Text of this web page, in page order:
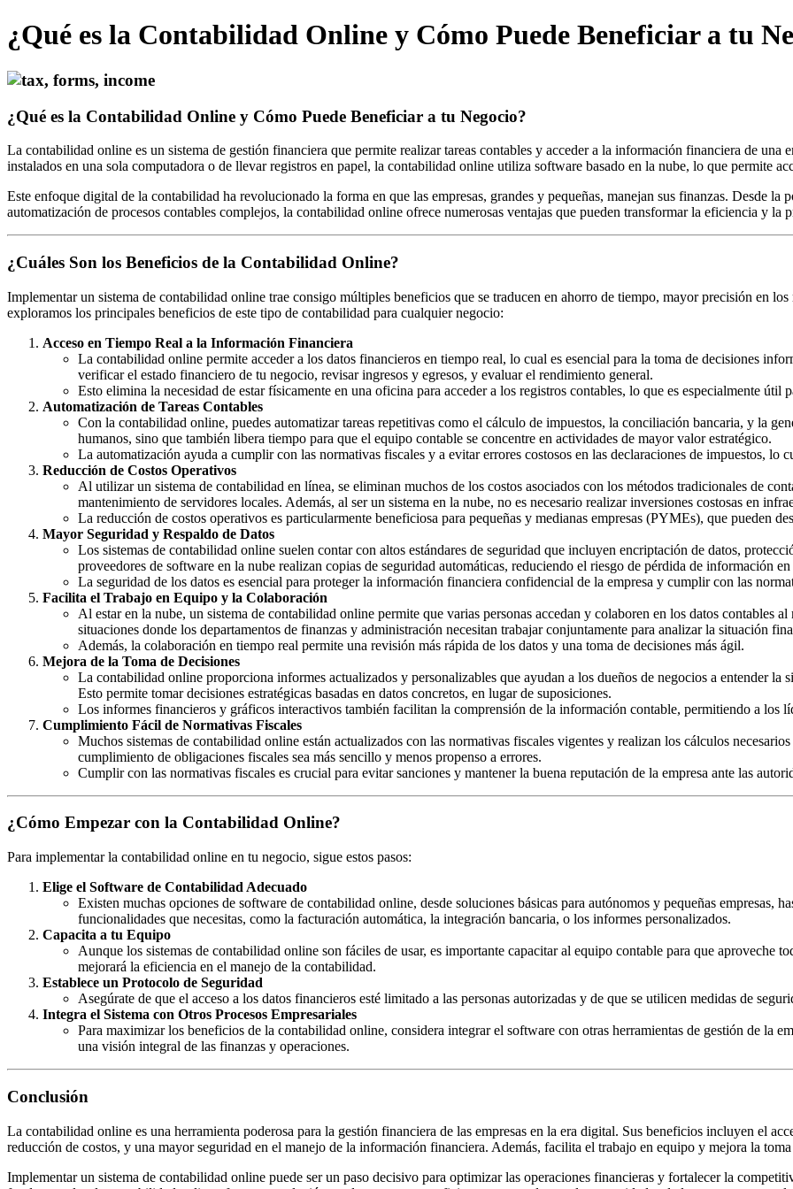
al
¿Qué es la Contabilidad Online y Cómo Puede Beneficiar a tu
¿Qué es la Contabilidad Online y Cómo Puede Beneficiar a tu Negocio?
La contabilidad online es un sistema de gestión financiera que permite realizar tareas contables y acceder a la información financiera de una
instalados en una sola computadora o de llevar registros en papel, la contabilidad online utiliza software basado en la nube, lo que permite
Este enfoque digital de la contabilidad ha revolucionado la forma en que las empresas, grandes y pequeñas, manejan sus finanzas. Desde
automatización de procesos contables complejos, la contabilidad online ofrece numerosas ventajas que pueden transformar la eficiencia y
¿Cuáles Son los Beneficios de la Contabilidad Online?
Implementar un sistema de contabilidad online trae consigo múltiples beneficios que se traducen en ahorro de tiempo, mayor precisión en
exploramos los principales beneficios de este tipo de contabilidad para cualquier negocio:
Acceso en Tiempo Real a la Información Financiera
La contabilidad online permite acceder a los datos financieros en tiempo real, lo cual es esencial para la toma de decisiones
verificar el estado financiero de tu negocio, revisar ingresos y egresos, y evaluar el rendimiento general.
Esto elimina la necesidad de estar físicamente en una oficina para acceder a los registros contables, lo que es especialmente útil
Automatización de Tareas Contables
Con la contabilidad online, puedes automatizar tareas repetitivas como el cálculo de impuestos, la conciliación bancaria, y la
humanos, sino que también libera tiempo para que el equipo contable se concentre en actividades de mayor valor estratégico.
La automatización ayuda a cumplir con las normativas fiscales y a evitar errores costosos en las declaraciones de impuestos, lo
Reducción de Costos Operativos
Al utilizar un sistema de contabilidad en línea, se eliminan muchos de los costos asociados con los métodos tradicionales de
mantenimiento de servidores locales. Además, al ser un sistema en la nube, no es necesario realizar inversiones costosas en
La reducción de costos operativos es particularmente beneficiosa para pequeñas y medianas empresas (PYMEs), que pueden
Mayor Seguridad y Respaldo de Datos
Los sistemas de contabilidad online suelen contar con altos estándares de seguridad que incluyen encriptación de datos,
proveedores de software en la nube realizan copias de seguridad automáticas, reduciendo el riesgo de pérdida de información
La seguridad de los datos es esencial para proteger la información financiera confidencial de la empresa y cumplir con las
Facilita el Trabajo en Equipo y la Colaboración
Al estar en la nube, un sistema de contabilidad online permite que varias personas accedan y colaboren en los datos contables
situaciones donde los departamentos de finanzas y administración necesitan trabajar conjuntamente para analizar la situación
Además, la colaboración en tiempo real permite una revisión más rápida de los datos y una toma de decisiones más ágil.
Mejora de la Toma de Decisiones
La contabilidad online proporciona informes actualizados y personalizables que ayudan a los dueños de negocios a entender la
Esto permite tomar decisiones estratégicas basadas en datos concretos, en lugar de suposiciones.
Los informes financieros y gráficos interactivos también facilitan la comprensión de la información contable, permitiendo a los
Cumplimiento Fácil de Normativas Fiscales
Muchos sistemas de contabilidad online están actualizados con las normativas fiscales vigentes y realizan los cálculos
cumplimiento de obligaciones fiscales sea más sencillo y menos propenso a errores.
Cumplir con las normativas fiscales es crucial para evitar sanciones y mantener la buena reputación de la empresa ante las
¿Cómo Empezar con la Contabilidad Online?
Para implementar la contabilidad online en tu negocio, sigue estos pasos:
Elige el Software de Contabilidad Adecuado
Existen muchas opciones de software de contabilidad online, desde soluciones básicas para autónomos y pequeñas empresas,
funcionalidades que necesitas, como la facturación automática, la integración bancaria, o los informes personalizados.
Capacita a tu Equipo
Aunque los sistemas de contabilidad online son fáciles de usar, es importante capacitar al equipo contable para que aproveche
mejorará la eficiencia en el manejo de la contabilidad.
Establece un Protocolo de Seguridad
Asegúrate de que el acceso a los datos financieros esté limitado a las personas autorizadas y de que se utilicen medidas de
Integra el Sistema con Otros Procesos Empresariales
Para maximizar los beneficios de la contabilidad online, considera integrar el software con otras herramientas de gestión de la
una visión integral de las finanzas y operaciones.
Conclusión
La contabilidad online es una herramienta poderosa para la gestión financiera de las empresas en la era digital. Sus beneficios incluyen el
reducción de costos, y una mayor seguridad en el manejo de la información financiera. Además, facilita el trabajo en equipo y mejora la
Implementar un sistema de contabilidad online puede ser un paso decisivo para optimizar las operaciones financieras y fortalecer la